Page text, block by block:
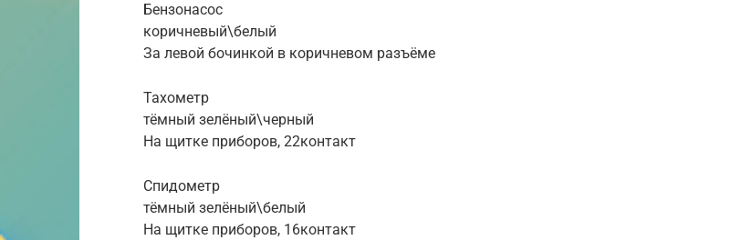
Бензонасос
коричневый\белый
За левой бочинкой в коричневом разъёме
Тахометр
тёмный зелёный\черный
На щитке приборов, 22контакт
Спидометр
тёмный зелёный\белый
На щитке приборов, 16контакт